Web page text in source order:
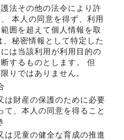
法その他の法令により許
本人の同意を得ず、利用
囲を超えて個人情報を取
秘密情報として特定した
は当該利用が利用目的の
するものとします。 但
りではありません。
は財産の保護のために必要
て、本人の同意を得ること
は児童の健全な育成の推進